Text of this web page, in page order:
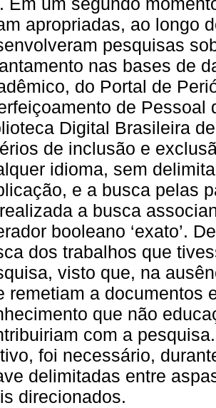
apropriadas, ao longo
pesquisas
nas bases de
do Portal de
de Pessoal
Digital Brasileira
de inclusão e
idioma, sem
e a busca pelas
a busca
booleano ‘exato’.
dos trabalhos que
visto que, na
remetiam a documentos
que não
com a
foi necessário,
delimitadas entre
direcionados.